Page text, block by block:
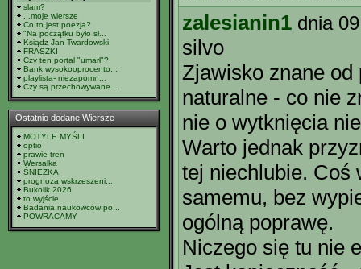
slam?
...moje wiersze
Co to jest poezja?
"Na początku było sł...
Ksiądz Jan Twardowski
FRASZKI
Czy ten portal "umarł"?
Bank wysokooprocento...
playlista- niezapomn...
Czy są przechowywane...
Ostatnio dodane Wiersze
MOTYLE MYŚLI
optio
prawie tren
Wersalka
ŚNIEŻKA
prognoza wskrzeszeni...
Bukolik 2026
to wyjście
Badania naukowców po...
POWRACAMY
zalesianin1 dnia
silvo
Zjawisko znane
naturalne - co nie
nie o wytknięcia
Warto jednak
tej niechlubie. Coś
samemu, bez
ogólną poprawę.
Niczego się tu nie